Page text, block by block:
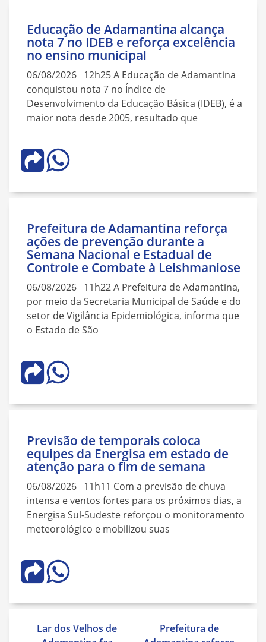
Educação de Adamantina alcança
nota 7 no IDEB e reforça excelência
no ensino municipal
06/08/2026 12h25 A Educação de Adamantina
conquistou nota 7 no Índice de
Desenvolvimento da Educação Básica (IDEB), é a
maior nota desde 2005, resultado que
Prefeitura de Adamantina reforça
ações de prevenção durante a
Semana Nacional e Estadual de
Controle e Combate à Leishmaniose
06/08/2026 11h22 A Prefeitura de Adamantina,
por meio da Secretaria Municipal de Saúde e do
setor de Vigilância Epidemiológica, informa que
o Estado de São
Previsão de temporais coloca
equipes da Energisa em estado de
atenção para o fim de semana
06/08/2026 11h11 Com a previsão de chuva
intensa e ventos fortes para os próximos dias, a
Energisa Sul-Sudeste reforçou o monitoramento
meteorológico e mobilizou suas
Navegação
Lar dos Velhos de
Prefeitura de